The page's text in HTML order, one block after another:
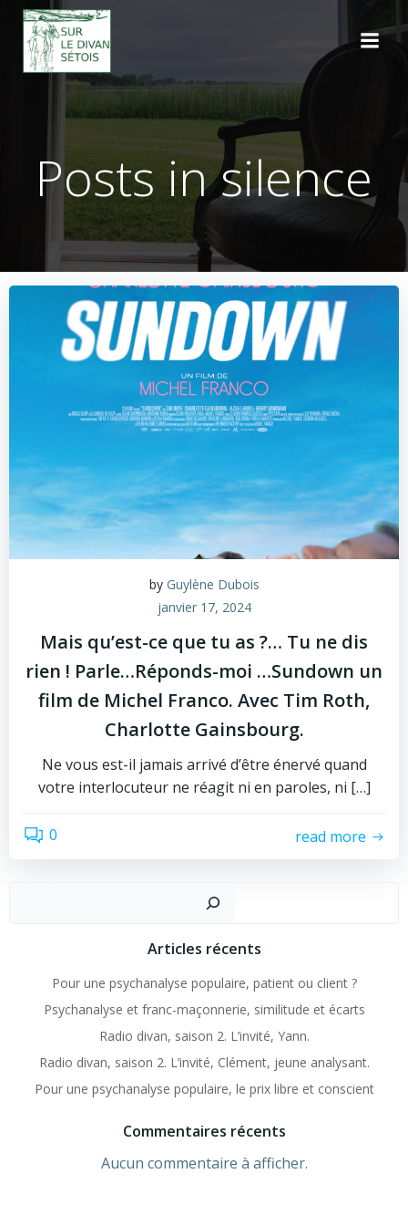
Posts in silence
by Guylène Dubois
janvier 17, 2024
Mais qu’est-ce que tu as ?… Tu ne dis
rien ! Parle…Réponds-moi …Sundown un
film de Michel Franco. Avec Tim Roth,
Charlotte Gainsbourg.
Ne vous est-il jamais arrivé d’être énervé quand
votre interlocuteur ne réagit ni en paroles, ni […]
0 read more
Articles récents
Pour une psychanalyse populaire, patient ou client ?
Psychanalyse et franc-maçonnerie, similitude et écarts
Radio divan, saison 2. L’invité, Yann.
Radio divan, saison 2. L’invité, Clément, jeune analysant.
Pour une psychanalyse populaire, le prix libre et conscient
Commentaires récents
Aucun commentaire à afficher.